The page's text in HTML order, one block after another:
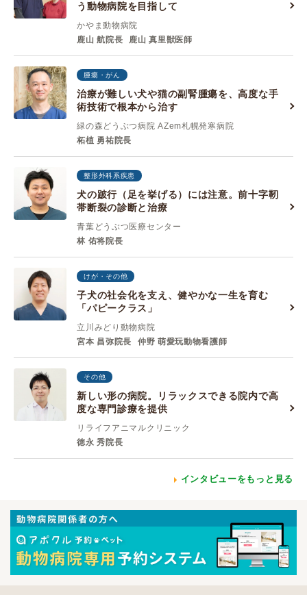
う動物病院を目指して
かやま動物病院
鹿山 航院長
鹿山 真里獣医師
腫瘍・がん
治療が難しい犬や猫の副腎腫瘍を、高度な手
術技術で根本から治す
緑の森どうぶつ病院 AZem札幌発寒病院
柘植 勇祐院長
整形外科系疾患
犬の跛行（足を挙げる）には注意。前十字靭
帯断裂の診断と治療
青葉どうぶつ医療センター
林 佑将院長
けが・その他
子犬の社会化を支え、健やかな一生を育む
「パピークラス」
立川みどり動物病院
宮本 昌弥院長
仲野 萌愛玩動物看護師
その他
新しい形の病院。リラックスできる院内で高
度な専門診療を提供
リライフアニマルクリニック
徳永 秀院長
インタビューをもっと見る